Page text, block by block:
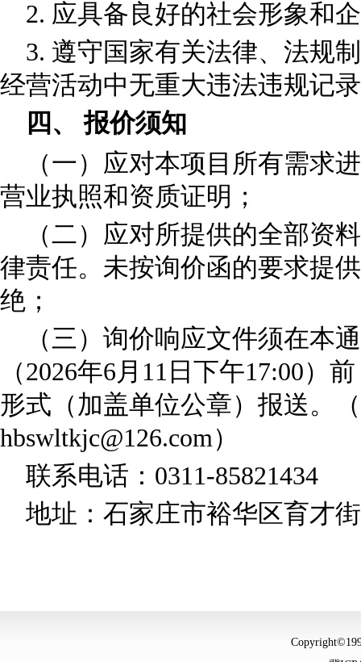
2. 应具备良好的社会形象和
3. 遵守国家有关法律、法规
经营活动中无重大违法违规记
四、 报价须知
（一）应对本项目所有需求
营业执照和资质证明；
（二）应对所提供的全部资
律责任。未按询价函的要求提
绝；
（三）询价响应文件须在本
（2026年6月11日下午17:00）
形式（加盖单位公章）报送。
hbswltkjc@126.com）
联系电话：0311-85821434
地址：石家庄市裕华区育才